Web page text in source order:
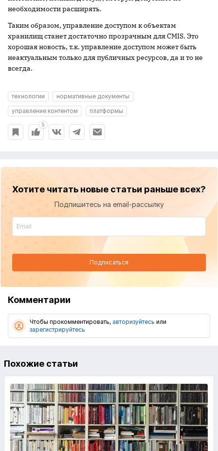
необходимости расширять.
Таким образом, управление доступом к объектам
хранилищ станет достаточно прозрачным для CMIS. Это
хорошая новость, т.к. управление доступом может быть
неактуальным только для публичных ресурсов, да и то не
всегда.
технологии
нормативные документы
управление контентом
платформы
5
Хотите читать новые статьи раньше всех?
Подпишитесь на email-рассылку
Подписаться
Комментарии
Чтобы прокомментировать, авторизуйтесь или
зарегистрируйтесь
Похожие статьи